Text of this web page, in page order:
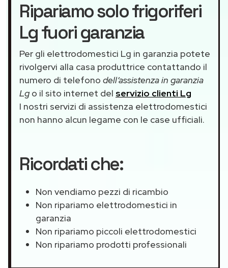
Ripariamo solo frigoriferi
Lg fuori garanzia
Per gli elettrodomestici Lg in garanzia potete
rivolgervi alla casa produttrice contattando il
numero di telefono dell’assistenza in garanzia
Lg o il sito internet del servizio clienti Lg
I nostri servizi di assistenza elettrodomestici
non hanno alcun legame con le case ufficiali.
Ricordati che:
Non vendiamo pezzi di ricambio
Non ripariamo elettrodomestici in
garanzia
Non ripariamo piccoli elettrodomestici
Non ripariamo prodotti professionali